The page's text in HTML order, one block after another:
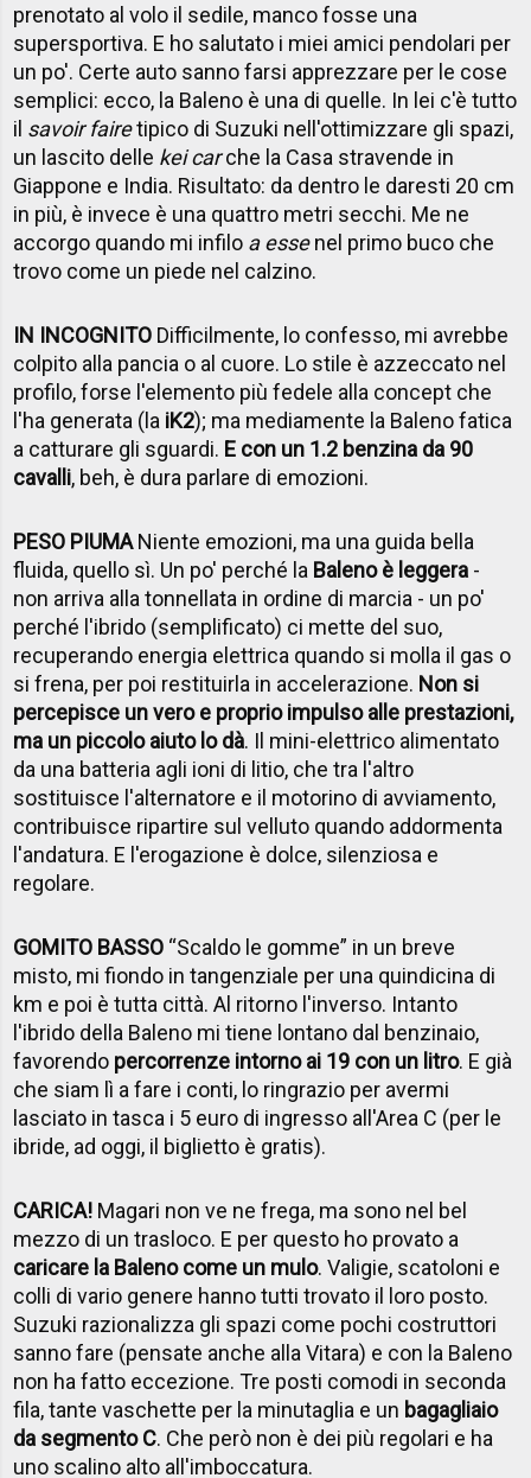
prenotato al volo il sedile, manco fosse una
supersportiva. E ho salutato i miei amici pendolari per
un po'. Certe auto sanno farsi apprezzare per le cose
semplici: ecco, la Baleno è una di quelle. In lei c'è tutto
il savoir fairetipico di Suzuki nell'ottimizzare gli spazi,
un lascito delle kei carche la Casa stravende in
Giappone e India. Risultato: da dentro le daresti 20 cm
in più, è invece è una quattro metri secchi. Me ne
accorgo quando mi infilo a essenel primo buco che
trovo come un piede nel calzino.
IN INCOGNITO Difficilmente, lo confesso, mi avrebbe
colpito alla pancia o al cuore. Lo stile è azzeccato nel
profilo, forse l'elemento più fedele alla concept che
l'ha generata (la iK2); ma mediamente la Baleno fatica
a catturare gli sguardi. E con un 1.2 benzina da 90
cavalli, beh, è dura parlare di emozioni.
PESO PIUMANiente emozioni, ma una guida bella
fluida, quello sì. Un po' perché la Baleno è leggera -
non arriva alla tonnellata in ordine di marcia - un po'
perché l'ibrido (semplificato) ci mette del suo,
recuperando energia elettrica quando si molla il gas o
si frena, per poi restituirla in accelerazione. Non si
percepisce un vero e proprio impulso alle prestazioni,
ma un piccolo aiuto lo dà. Il mini-elettrico alimentato
da una batteria agli ioni di litio, che tra l'altro
sostituisce l'alternatore e il motorino di avviamento,
contribuisce ripartire sul velluto quando addormenta
l'andatura. E l'erogazione è dolce, silenziosa e
regolare.
GOMITO BASSO “Scaldo le gomme” in un breve
misto, mi fiondo in tangenziale per una quindicina di
km e poi è tutta città. Al ritorno l'inverso. Intanto
l'ibrido della Baleno mi tiene lontano dal benzinaio,
favorendo percorrenze intorno ai 19 con un litro. E già
che siam lì a fare i conti, lo ringrazio per avermi
lasciato in tasca i 5 euro di ingresso all'Area C (per le
ibride, ad oggi, il biglietto è gratis).
CARICA! Magari non ve ne frega, ma sono nel bel
mezzo di un trasloco. E per questo ho provato a
caricare la Baleno come un mulo. Valigie, scatoloni e
colli di vario genere hanno tutti trovato il loro posto.
Suzuki razionalizza gli spazi come pochi costruttori
sanno fare (pensate anche alla Vitara) e con la Baleno
non ha fatto eccezione. Tre posti comodi in seconda
fila, tante vaschette per la minutaglia e un bagagliaio
da segmento C. Che però non è dei più regolari e ha
uno scalino alto all'imboccatura.